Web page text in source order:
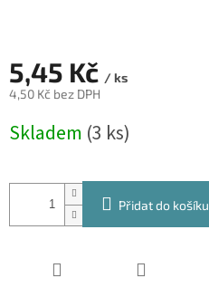
5,45 Kč / ks
4,50 Kč bez DPH
cena:
Skladem (3 ks)
Přidat do košíku